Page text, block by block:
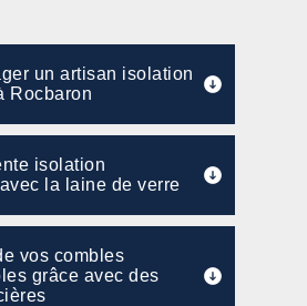
un artisan isolation
Rocbaron
isolation
la laine de verre
vos combles
grâce avec des